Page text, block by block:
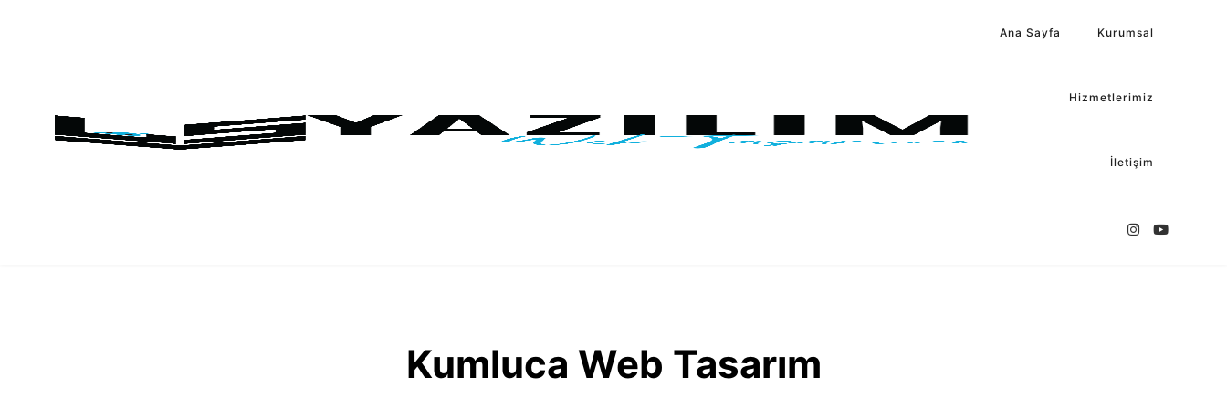
Ana Sayfa Kurumsal
Hizmetlerimiz
İletişim
Kumluca Web Tasarım